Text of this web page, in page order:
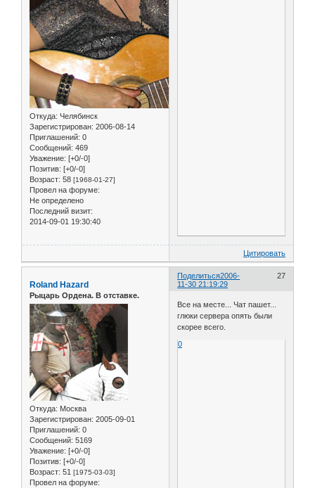
Откуда: Челябинск
Зарегистрирован: 2006-08-14
Приглашений: 0
Сообщений: 469
Уважение: [+0/-0]
Позитив: [+0/-0]
Возраст: 58 [1968-01-27]
Провел на форуме:
Не определено
Последний визит:
2014-09-01 19:30:40
Цитировать
Поделиться 27
2006-
11-30 21:19:29
Roland Hazard
Рыцарь Ордена. В отставке.
Откуда: Москва
Зарегистрирован: 2005-09-01
Приглашений: 0
Сообщений: 5169
Уважение: [+0/-0]
Позитив: [+0/-0]
Возраст: 51 [1975-03-03]
Провел на форуме:
Все на месте... Чат пашет...
глюки сервера опять были
скорее всего.
0